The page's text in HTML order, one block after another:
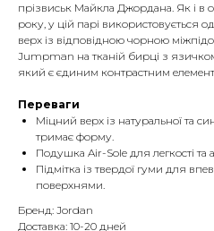
прізвиськ Майкла Джордана. Як і в
року, у цій парі
верх із відповідною чорною
Jumpman на тканій бирці з
який є єдиним контрастним
Переваги
Міцний верх із натуральної та
тримає форму.
Подушка Air-Sole для легкості та
Підмітка із твердої гуми для
поверхнями.
Бренд: Jordan
Доставка: 10-20 дней